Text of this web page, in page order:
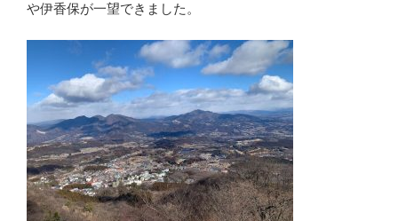
や伊香保が一望できました。